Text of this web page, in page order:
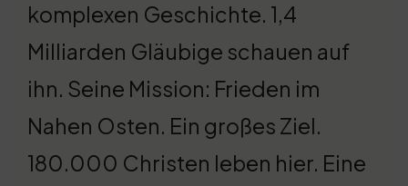
komplexen Geschichte. 1,4
Milliarden Gläubige schauen auf
ihn. Seine Mission: Frieden im
Nahen Osten. Ein großes Ziel.
180.000 Christen leben hier. Eine